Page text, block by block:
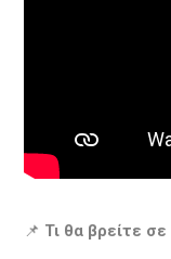
📌 Τι θα βρείτε